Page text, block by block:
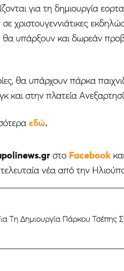
για τη δημιουργία
χριστουγεννιάτικες
υπάρξουν και δωρεάν
θα υπάρχουν πάρκα
και στην πλατεία
εδώ.
στο Facebook
νέα από την
Τη Δημιουργία Πάρκου Τσέπης